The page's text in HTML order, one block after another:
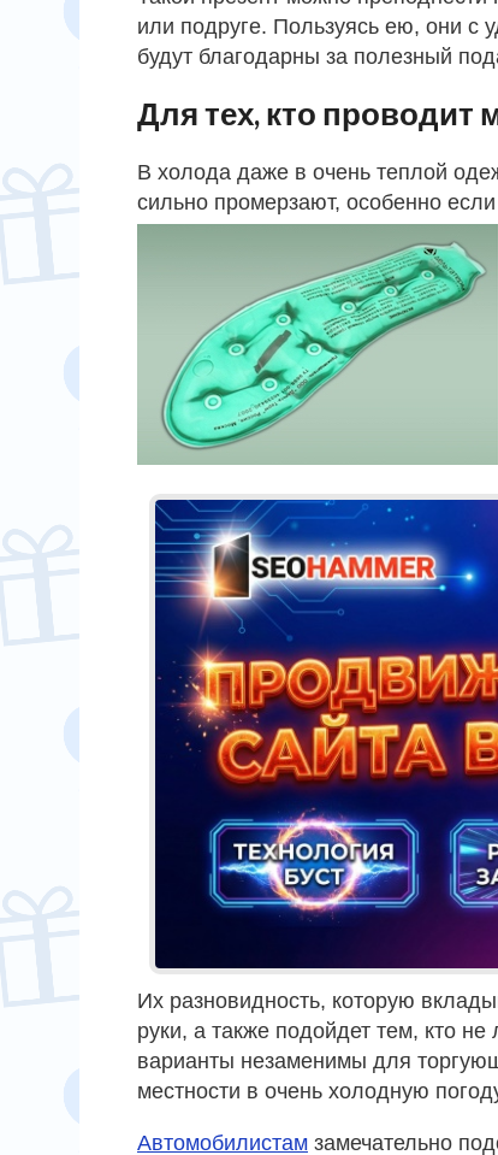
или подруге. Пользуясь ею, они с
будут благодарны за полезный
Для тех, кто проводит
В холода даже в очень теплой
сильно промерзают, особенно
Их разновидность, которую
руки, а также подойдет тем, кто
варианты незаменимы для
местности в очень холодную
Автомобилистам замечательно